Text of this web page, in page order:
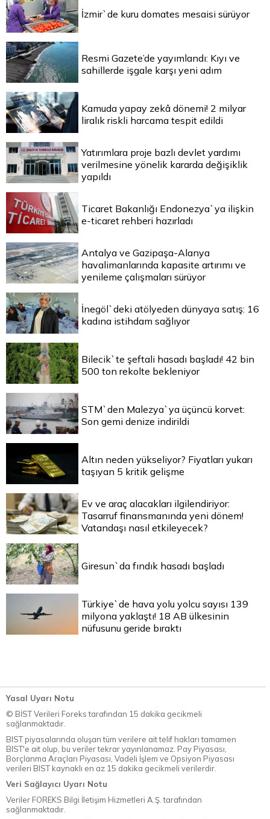
İzmir`de kuru domates mesaisi sürüyor
Resmi Gazete’de yayımlandı: Kıyı ve
sahillerde işgale karşı yeni adım
Kamuda yapay zekâ dönemi! 2 milyar
liralık riskli harcama tespit edildi
Yatırımlara proje bazlı devlet yardımı
verilmesine yönelik kararda değişiklik
yapıldı
Ticaret Bakanlığı Endonezya`ya ilişkin
e-ticaret rehberi hazırladı
Antalya ve Gazipaşa-Alanya
havalimanlarında kapasite artırımı ve
yenileme çalışmaları sürüyor
İnegöl`deki atölyeden dünyaya satış: 16
kadına istihdam sağlıyor
Bilecik`te şeftali hasadı başladı! 42 bin
500 ton rekolte bekleniyor
STM`den Malezya`ya üçüncü korvet:
Son gemi denize indirildi
Altın neden yükseliyor? Fiyatları yukarı
taşıyan 5 kritik gelişme
Ev ve araç alacakları ilgilendiriyor:
Tasarruf finansmanında yeni dönem!
Vatandaşı nasıl etkileyecek?
Giresun`da fındık hasadı başladı
Türkiye`de hava yolu yolcu sayısı 139
milyona yaklaştı! 18 AB ülkesinin
nüfusunu geride bıraktı
Yasal Uyarı Notu
© BİST Verileri Foreks tarafından 15 dakika gecikmeli
sağlanmaktadır.
BIST piyasalarında oluşan tüm verilere ait telif hakları tamamen
BIST'e ait olup, bu veriler tekrar yayınlanamaz. Pay Piyasası,
Borçlanma Araçları Piyasası, Vadeli İşlem ve Opsiyon Piyasası
verileri BIST kaynaklı en az 15 dakika gecikmeli verilerdir.
Veri Sağlayıcı Uyarı Notu
Veriler FOREKS Bilgi İletişim Hizmetleri A.Ş. tarafından
sağlanmaktadır.